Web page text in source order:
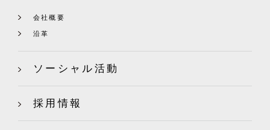
会社概要
沿革
ソーシャル活動
採用情報